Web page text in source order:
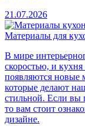
21.07.2026
Материалы для
В мире
скоростью, и
появляются новые
которые делают
стильной. Если вы
то вам стоит
дизайне.